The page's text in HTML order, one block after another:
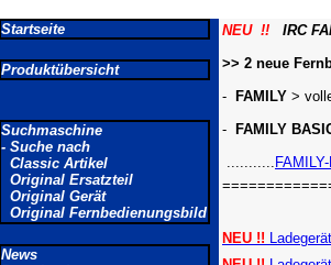
Startseite
Produktübersicht
Suchmaschine
- Suche nach
Classic Artikel
Original Ersatzteil
Original Gerät
Original Fernbedienungsbild
News
NEU !! IRC
>> 2 neue
-
FAMILY >
-
FAMILY
...........
NEU !!